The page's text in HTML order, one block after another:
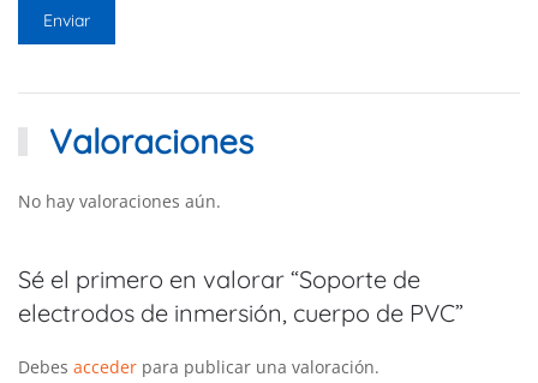
Valoraciones
No hay valoraciones aún.
Sé el primero en valorar “Soporte de
electrodos de inmersión, cuerpo de PVC”
Debes acceder para publicar una valoración.